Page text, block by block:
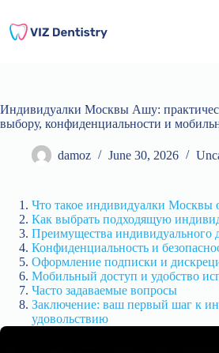
content
Индивидуалки Москвы Ашу:
выбору, конфиденциальности и
damoz June 30, 2026
Что такое индивидуалки Москвы
Как выбрать подходящую
Преимущества индивидуального
Конфиденциальность и
Оформление подписки и
Мобильный доступ и удобство
Часто задаваемые вопросы
Заключение: ваш первый шаг к
удовольствию